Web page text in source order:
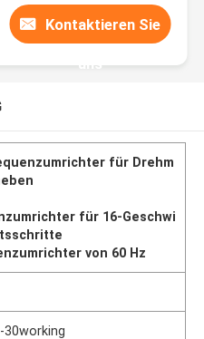
Kontaktieren Sie
uns
für Drehm
für 16-Geschwi
von 60 Hz
30working